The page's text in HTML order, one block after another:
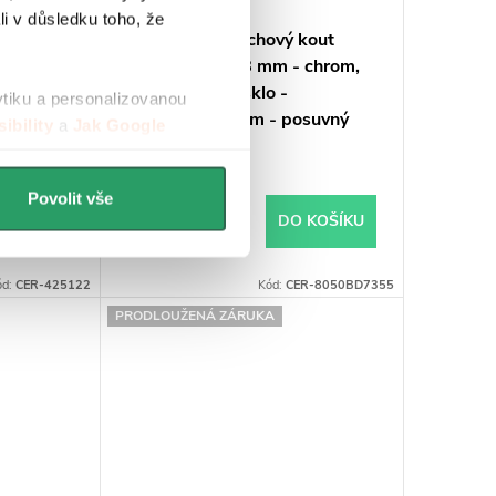
v důsledku toho, že
a personalizovanou
a Jak Google
Povolit vše
CER-425122
CERANO - Sprchový kout
Santoro L/P - 8 mm - chrom,
transparentní sklo -
120x80x195 cm - posuvný
Skladem
DO KOŠÍKU
Kód: CER-8050BD7355
PRODLOUŽENÁ ZÁRUKA